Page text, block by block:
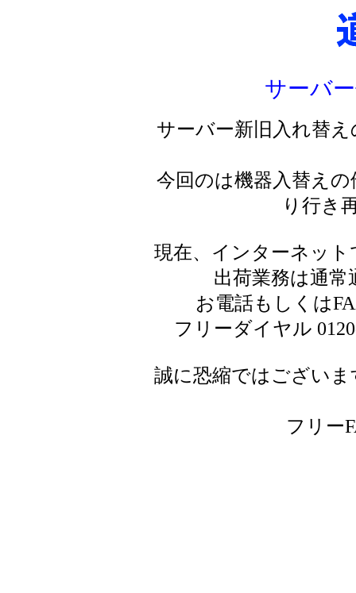
サーバ
サーバー新旧入れ替
今回のは機器入替え
り行き
現在、インターネッ
出荷業務は通
お電話もしくは
フリーダイヤル
誠に恐縮ではござい
フリー